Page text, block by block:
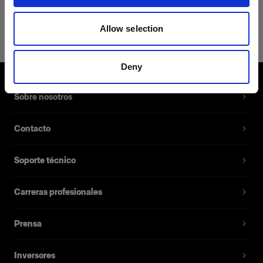
Allow selection
Deny
Explora modificadores de luz
reacondicionados aquí
Sobre nosotros
Contacto
Soporte técnico
Carreras profesionales
Prensa
Inversores